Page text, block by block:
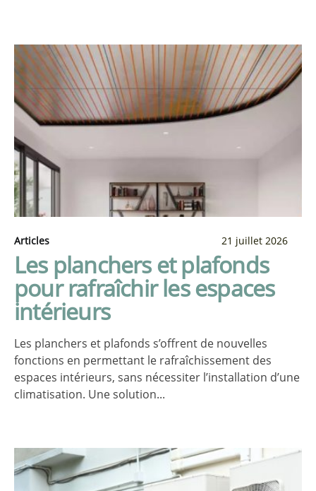
Articles 21 juillet 2026
Les planchers et plafonds
pour rafraîchir les espaces
intérieurs
Les planchers et plafonds s’offrent de nouvelles
fonctions en permettant le rafraîchissement des
espaces intérieurs, sans nécessiter l’installation d’une
climatisation. Une solution...